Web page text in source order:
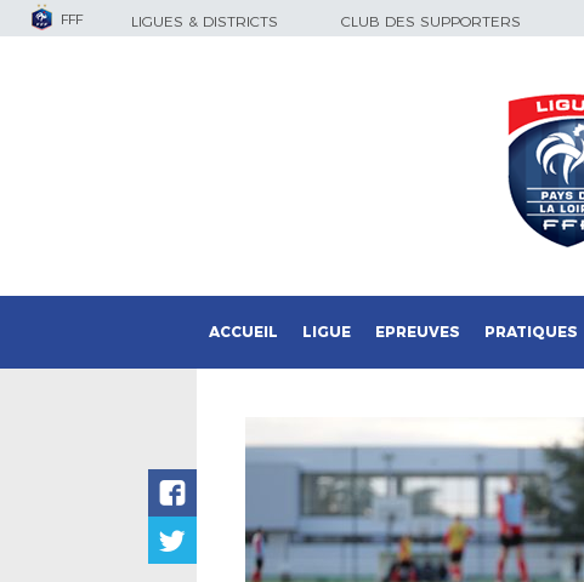
FFF LIGUES & DISTRICTS CLUB DES SUPPORTERS
ACCUEIL LIGUE EPREUVES PRATIQUES